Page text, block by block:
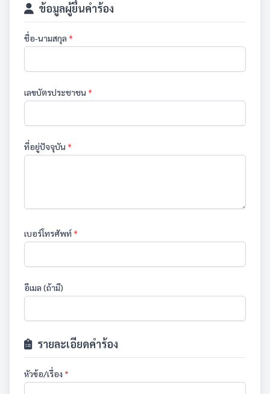
ข้อมูลผู้ยื่นคำร้อง
ชื่อ-นามสกุล *
เลขบัตรประชาชน *
ที่อยู่ปัจจุบัน *
เบอร์โทรศัพท์ *
อีเมล (ถ้ามี)
รายละเอียดคำร้อง
หัวข้อ/เรื่อง *